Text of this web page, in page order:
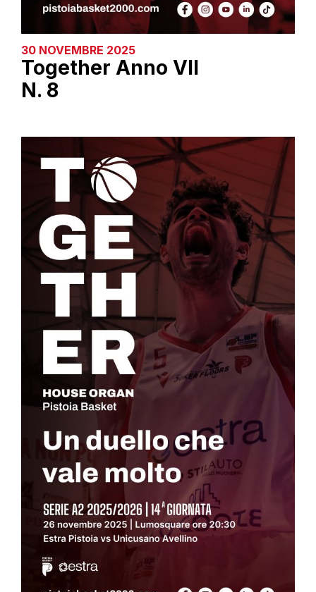
30 NOVEMBRE 2025
Together Anno VII
N. 8